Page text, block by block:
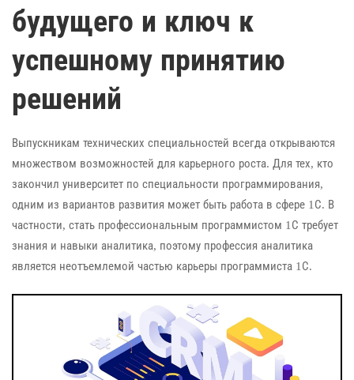
будущего и ключ к
успешному принятию
решений
Выпускникам технических специальностей всегда открываются
множеством возможностей для карьерного роста. Для тех, кто
закончил университет по специальности программирования,
одним из вариантов развития может быть работа в сфере 1С. В
частности, стать профессиональным программистом 1С требует
знания и навыки аналитика, поэтому профессия аналитика
является неотъемлемой частью карьеры программиста 1С.